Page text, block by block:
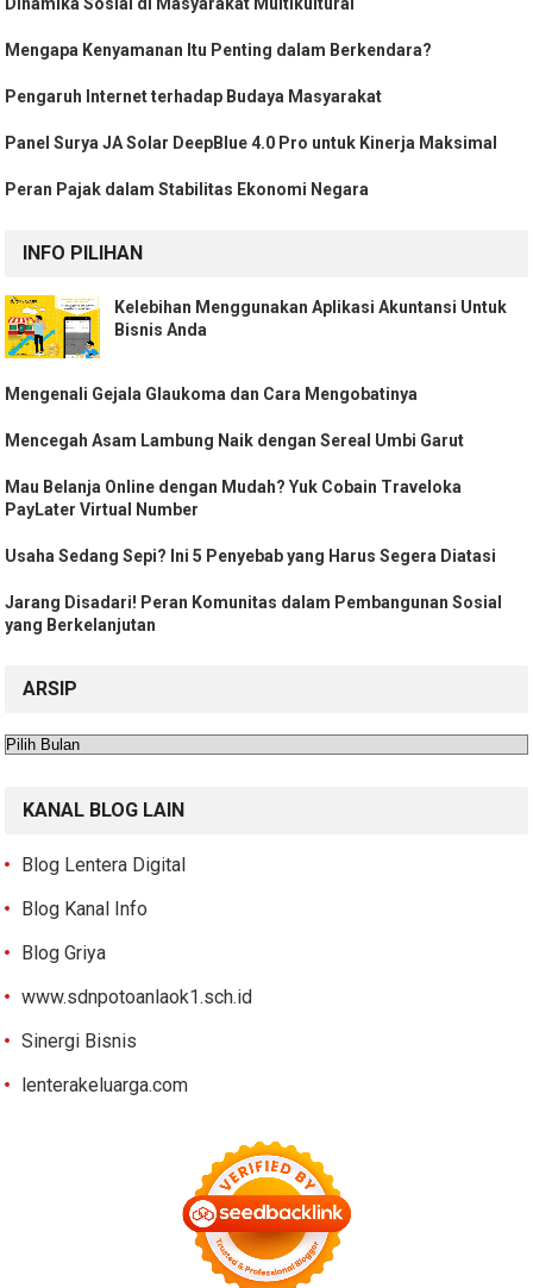
Mengapa Kenyamanan Itu Penting dalam Berkendara?
Pengaruh Internet terhadap Budaya Masyarakat
Panel Surya JA Solar DeepBlue 4.0 Pro untuk Kinerja Maksimal
Peran Pajak dalam Stabilitas Ekonomi Negara
INFO PILIHAN
Kelebihan Menggunakan Aplikasi Akuntansi Untuk
Bisnis Anda
Mengenali Gejala Glaukoma dan Cara Mengobatinya
Mencegah Asam Lambung Naik dengan Sereal Umbi Garut
Mau Belanja Online dengan Mudah? Yuk Cobain Traveloka
PayLater Virtual Number
Usaha Sedang Sepi? Ini 5 Penyebab yang Harus Segera Diatasi
Jarang Disadari! Peran Komunitas dalam Pembangunan Sosial
yang Berkelanjutan
ARSIP
Arsip
KANAL BLOG LAIN
Blog Lentera Digital
Blog Kanal Info
Blog Griya
www.sdnpotoanlaok1.sch.id
Sinergi Bisnis
lenterakeluarga.com